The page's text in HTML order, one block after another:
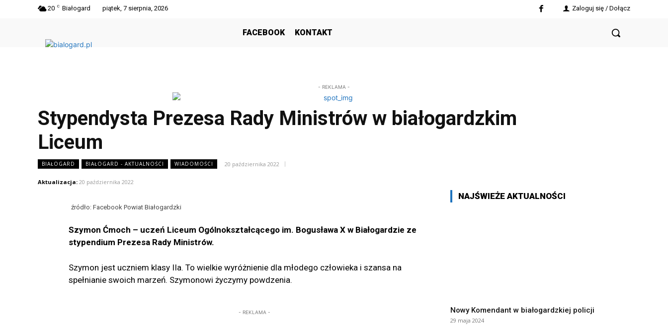
20 C Białogard piątek, 7 sierpnia, 2026 Zaloguj się / Dołącz
FACEBOOK KONTAKT
- REKLAMA -
Stypendysta Prezesa Rady Ministrów w białogardzkim
Liceum
BIAŁOGARD BIAŁOGARD - AKTUALNOŚCI WIADOMOŚCI 20 października 2022
Aktualizacja: 20 października 2022
źródło: Facebook Powiat Białogardzki
Szymon Ćmoch – uczeń Liceum Ogólnokształcącego im. Bogusława X w Białogardzie ze
stypendium Prezesa Rady Ministrów.
Szymon jest uczniem klasy IIa. To wielkie wyróżnienie dla młodego człowieka i szansa na
spełnianie swoich marzeń. Szymonowi życzymy powdzenia.
- REKLAMA -
NAJŚWIEŻE AKTUALNOŚCI
Nowy Komendant w białogardzkiej policji
29 maja 2024